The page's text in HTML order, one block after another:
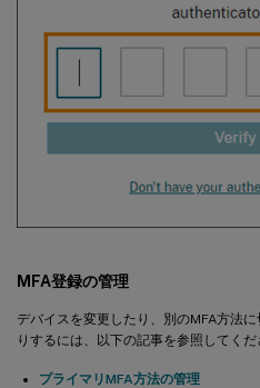
MFA登録の管理
デバイスを変更したり、別のMFA方法
りするには、以下の記事を参照してくだ
プライマリMFA方法の管理